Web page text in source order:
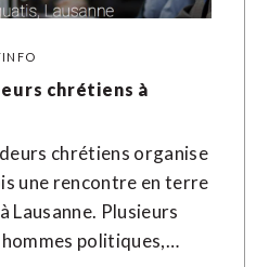
chrétiens à
chrétiens organise
une rencontre en terre
Lausanne. Plusieurs
politiques,…